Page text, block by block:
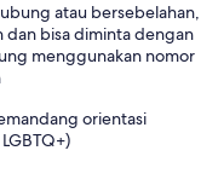
atau bersebelahan,
bisa diminta dengan
menggunakan nomor
orientasi